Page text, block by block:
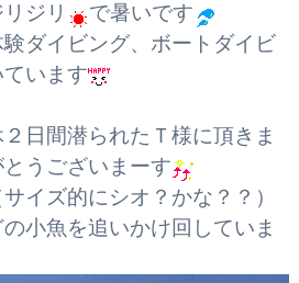
ジリ
で暑いです
ダイビング、ボートダイビ
います
日間潜られたＴ様に頂きま
うございまーす
イズ的にシオ？かな？？）
小魚を追いかけ回していま